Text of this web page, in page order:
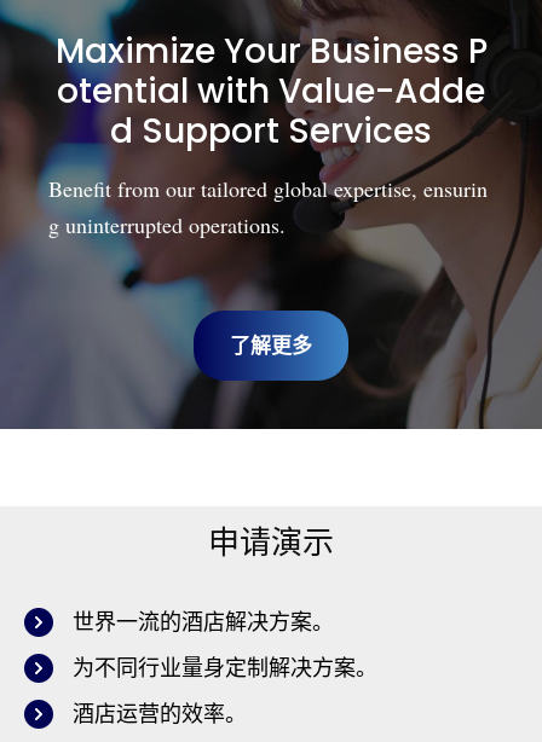
Maximize Your Business P
otential with Value-Adde
d Support Services
Benefit from our tailored global expertise, ensurin
g uninterrupted operations.
了解更多
申请演示
世界一流的酒店解决方案。
为不同行业量身定制解决方案。
酒店运营的效率。